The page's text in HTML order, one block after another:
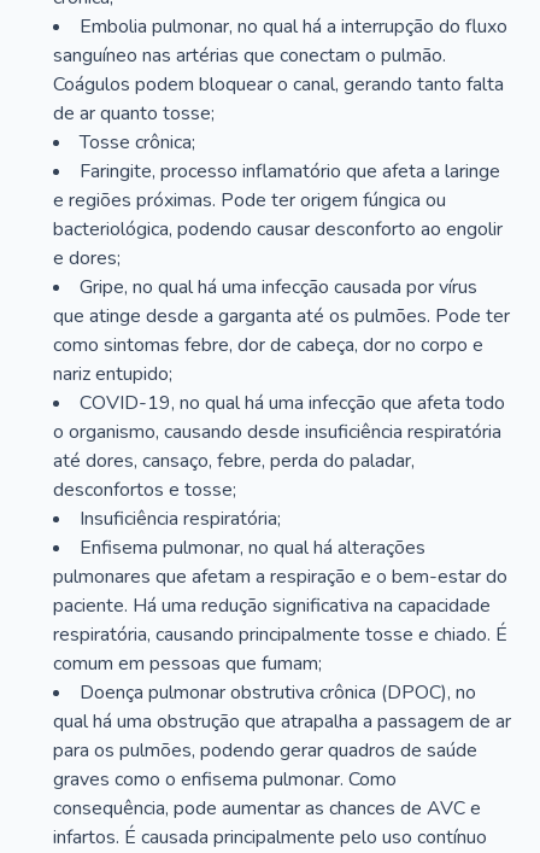
Embolia pulmonar, no qual há a interrupção do fluxo
sanguíneo nas artérias que conectam o pulmão.
Coágulos podem bloquear o canal, gerando tanto falta
de ar quanto tosse;
Tosse crônica;
Faringite, processo inflamatório que afeta a laringe
e regiões próximas. Pode ter origem fúngica ou
bacteriológica, podendo causar desconforto ao engolir
e dores;
Gripe, no qual há uma infecção causada por vírus
que atinge desde a garganta até os pulmões. Pode ter
como sintomas febre, dor de cabeça, dor no corpo e
nariz entupido;
COVID-19, no qual há uma infecção que afeta todo
o organismo, causando desde insuficiência respiratória
até dores, cansaço, febre, perda do paladar,
desconfortos e tosse;
Insuficiência respiratória;
Enfisema pulmonar, no qual há alterações
pulmonares que afetam a respiração e o bem-estar do
paciente. Há uma redução significativa na capacidade
respiratória, causando principalmente tosse e chiado. É
comum em pessoas que fumam;
Doença pulmonar obstrutiva crônica (DPOC), no
qual há uma obstrução que atrapalha a passagem de ar
para os pulmões, podendo gerar quadros de saúde
graves como o enfisema pulmonar. Como
consequência, pode aumentar as chances de AVC e
infartos. É causada principalmente pelo uso contínuo